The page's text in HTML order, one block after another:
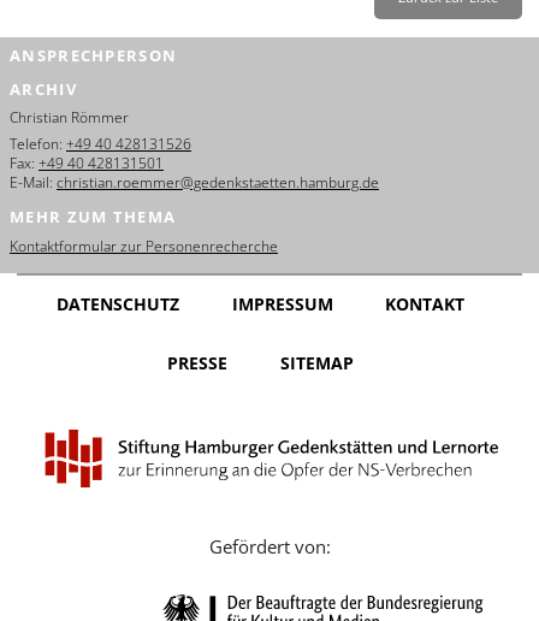
Deutsch
Français
Dansk
Español
Italiano
Português
Yкраїнський
Русский
ANSPRECHPERSON
ARCHIV
Christian Römmer
Telefon: +49 40 428131526
Fax: +49 40 428131501
E-Mail: christian.roemmer@gedenkstaetten.hamburg.de
MEHR ZUM THEMA
Kontaktformular zur Personenrecherche
DATENSCHUTZ IMPRESSUM KONTAKT
PRESSE SITEMAP
Gefördert von: